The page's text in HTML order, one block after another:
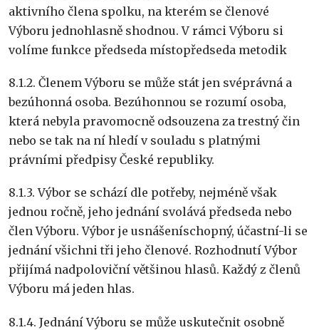
aktivního člena spolku, na kterém se členové
Výboru jednohlasně shodnou. V rámci Výboru si
volíme funkce předseda místopředseda metodik
8.1.2. Členem Výboru se může stát jen svéprávná a
bezúhonná osoba. Bezúhonnou se rozumí osoba,
která nebyla pravomocně odsouzena za trestný čin
nebo se tak na ní hledí v souladu s platnými
právními předpisy České republiky.
8.1.3. Výbor se schází dle potřeby, nejméně však
jednou ročně, jeho jednání svolává předseda nebo
člen Výboru. Výbor je usnášeníschopný, účastní-li se
jednání všichni tři jeho členové. Rozhodnutí Výbor
přijímá nadpoloviční většinou hlasů. Každý z členů
Výboru má jeden hlas.
8.1.4. Jednání Výboru se může uskutečnit osobně